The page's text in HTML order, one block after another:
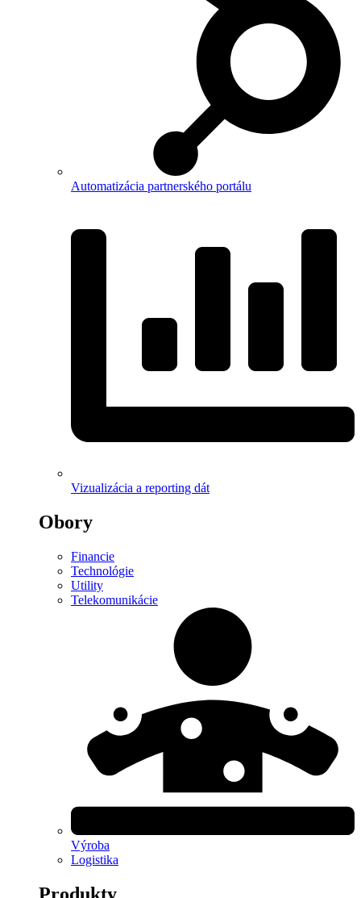
Automatizácia partnerského portálu
Vizualizácia a reporting dát
Obory
Financie
Technológie
Utility
Telekomunikácie
Výroba
Logistika
Produkty